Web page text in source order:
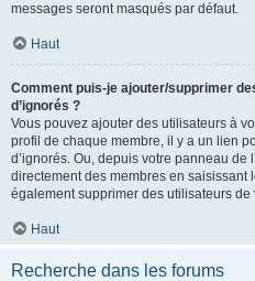
messages seront masqués par défaut.
Haut
Comment puis-je ajouter/supprimer
d’ignorés ?
Vous pouvez ajouter des utilisateurs à
profil de chaque membre, il y a un lien
d’ignorés. Ou, depuis votre panneau de
directement des membres en saisissant
également supprimer des utilisateurs
Haut
Recherche dans les forums